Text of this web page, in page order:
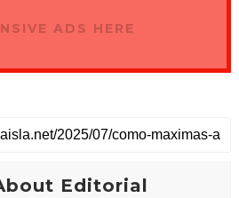
ADS HERE
Editorial